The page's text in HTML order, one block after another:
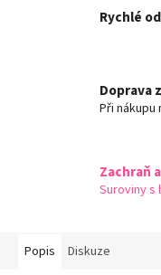
Rychlé
Doprava
Při nákupu
Zachraň
Suroviny s
Popis Diskuze